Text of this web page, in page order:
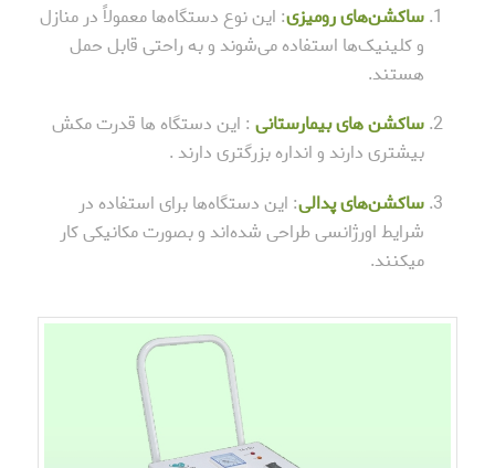
ساکشن‌های رومیزی: این نوع دستگاه‌ها معمولاً در منازل
و کلینیک‌ها استفاده می‌شوند و به راحتی قابل حمل
هستند.
ساکشن های بیمارستانی: این دستگاه ها قدرت مکش
بیشتری دارند و انداره بزرگتری دارند .
ساکشن‌های پدالی: این دستگاه‌ها برای استفاده در
شرایط اورژانسی طراحی شده‌اند و بصورت مکانیکی کار
میکنند.